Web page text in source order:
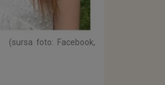
(sursa foto: Facebook,